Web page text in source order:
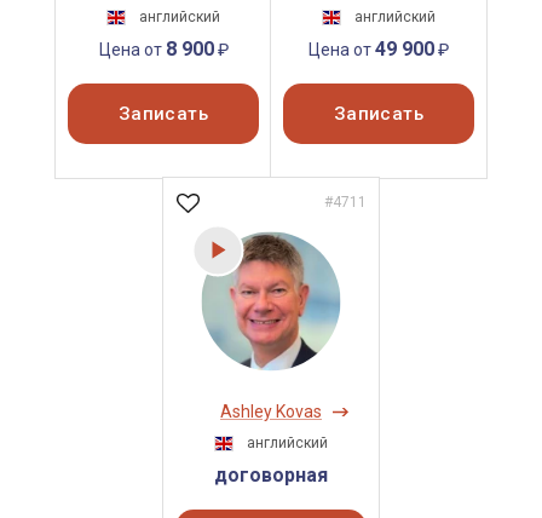
английский
Цена от 8 900₽
Записать
английский
Цена от49 900₽
Записать
#4711
Ashley Kovas
английский
договорная